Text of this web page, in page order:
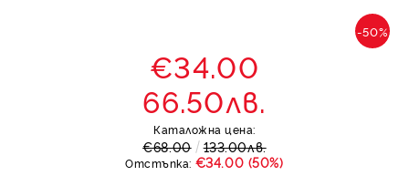
-50%
€34.00
66.50лв.
Каталожна цена:
€68.00 133.00лв.
Отстъпка: €34.00 (50%)